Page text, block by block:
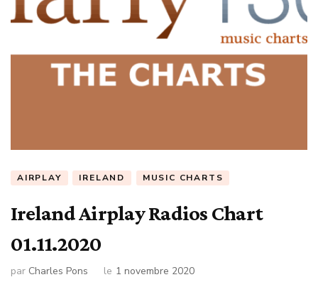
AIRPLAY IRELAND MUSIC CHARTS
Ireland Airplay Radios Chart
01.11.2020
par Charles Pons le 1 novembre 2020